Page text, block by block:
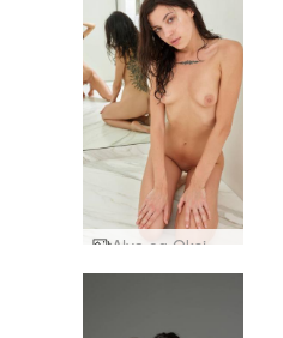
Alya og Oksi spegla listsköpun